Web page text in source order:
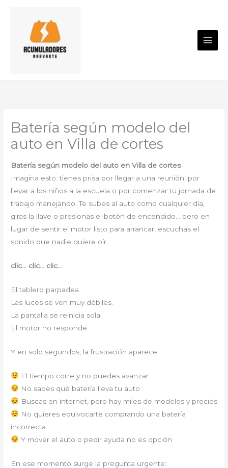
contenido
Batería según modelo del
auto en Villa de cortes
Batería según modelo del auto en Villa de cortes
Imagina esto: tienes prisa por llegar a una reunión, por
llevar a los niños a la escuela o por comenzar tu jornada de
trabajo manejando. Te subes al auto como cualquier día,
giras la llave o presionas el botón de encendido… pero en
lugar de sentir el motor listo para arrancar, escuchas el
sonido que nadie quiere oír:
clic… clic… clic…
El tablero parpadea.
Las luces se ven muy débiles.
La pantalla se reinicia sola.
El motor no responde.
Y en solo segundos, la frustración aparece:
El tiempo corre y no puedes avanzar
No sabes qué batería lleva tu auto
Buscas en internet, pero hay miles de modelos y precios
No quieres equivocarte comprando una batería
incorrecta
Y mover el auto o pedir ayuda no es opción
En ese momento surge la pregunta urgente: